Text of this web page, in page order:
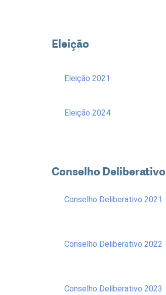
Eleição
Eleição 2021
Eleição 2024
Conselho Deliberativo
Conselho Deliberativo 2021
Conselho Deliberativo 2022
Conselho Deliberativo 2023